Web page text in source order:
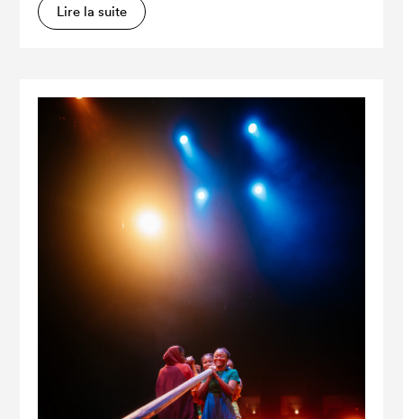
Lire la suite